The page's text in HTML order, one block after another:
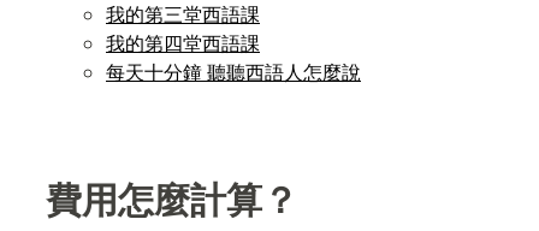
我的第三堂西語課
我的第四堂西語課
每天十分鐘 聽聽西語人怎麼說
費用怎麼計算？